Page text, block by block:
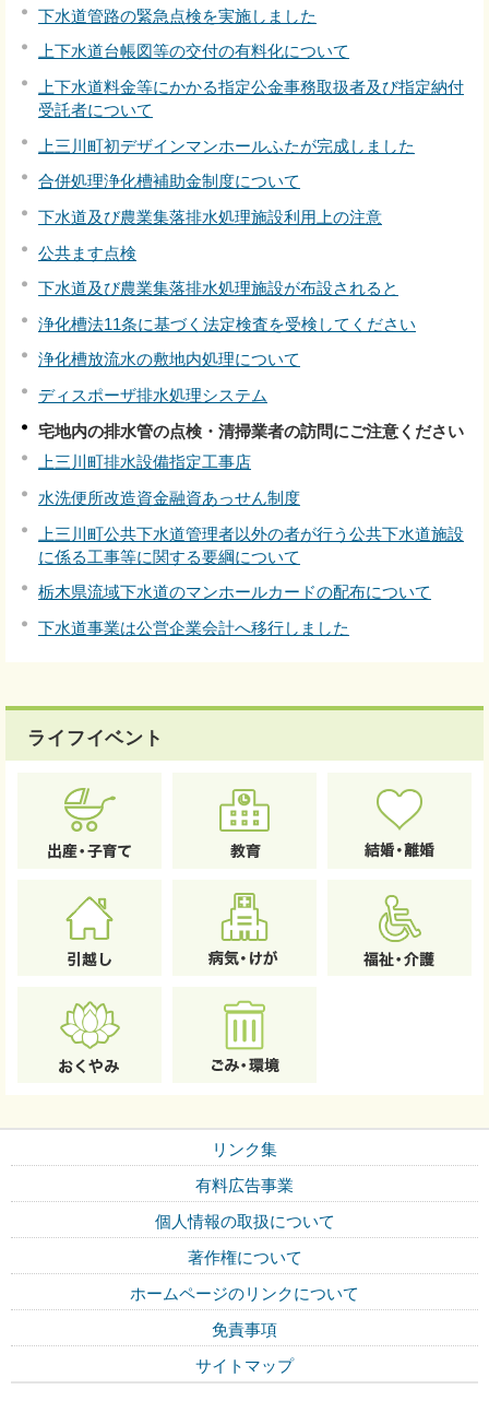
下水道管路の緊急点検を実施しました
上下水道台帳図等の交付の有料化について
上下水道料金等にかかる指定公金事務取扱者及び指定納付
受託者について
上三川町初デザインマンホールふたが完成しました
合併処理浄化槽補助金制度について
下水道及び農業集落排水処理施設利用上の注意
公共ます点検
下水道及び農業集落排水処理施設が布設されると
浄化槽法11条に基づく法定検査を受検してください
浄化槽放流水の敷地内処理について
ディスポーザ排水処理システム
宅地内の排水管の点検・清掃業者の訪問にご注意ください
上三川町排水設備指定工事店
水洗便所改造資金融資あっせん制度
上三川町公共下水道管理者以外の者が行う公共下水道施設
に係る工事等に関する要綱について
栃木県流域下水道のマンホールカードの配布について
下水道事業は公営企業会計へ移行しました
ライフイベント
リンク集
有料広告事業
個人情報の取扱について
著作権について
ホームページのリンクについて
免責事項
サイトマップ